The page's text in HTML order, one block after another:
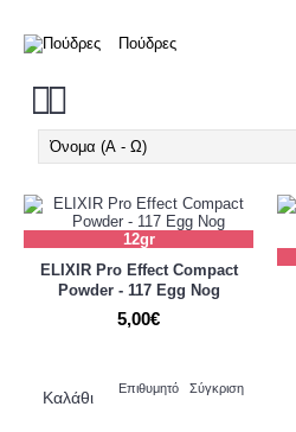
Πούδρες
12gr
ELIXIR Pro Effect Compact
Powder - 117 Egg Nog
5,00€
Καλάθι Επιθυμητό Σύγκριση